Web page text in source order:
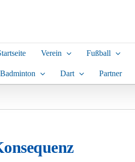
Verein Fußball
Badminton Dart Partner